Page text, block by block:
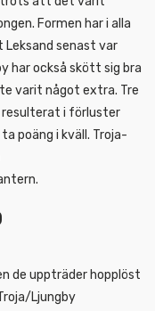
Formen har i alla
senast var
har också skött sig bra
varit något extra. Tre
i förluster
poäng i kväll. Troja-
de uppträder hopplöst
Ljungby